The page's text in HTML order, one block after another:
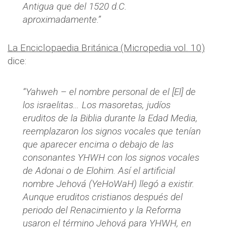
Antigua que del 1520 d.C.
aproximadamente.”
La Enciclopaedia Británica (Micropedia vol. 10)
dice:
“Yahweh – el nombre personal de el [El] de
los israelitas… Los masoretas, judíos
eruditos de la Biblia durante la Edad Media,
reemplazaron los signos vocales que tenían
que aparecer encima o debajo de las
consonantes YHWH con los signos vocales
de Adonai o de Elohim. Así el artificial
nombre Jehová (YeHoWaH) llegó a existir.
Aunque eruditos cristianos después del
periodo del Renacimiento y la Reforma
usaron el término Jehová para YHWH, en